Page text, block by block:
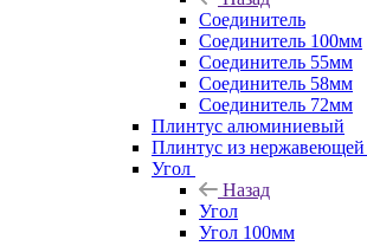
Соединитель
Соединитель 100мм
Соединитель 55мм
Соединитель 58мм
Соединитель 72мм
Плинтус алюминиевый
Плинтус из нержавеющей
Угол
Назад
Угол
Угол 100мм